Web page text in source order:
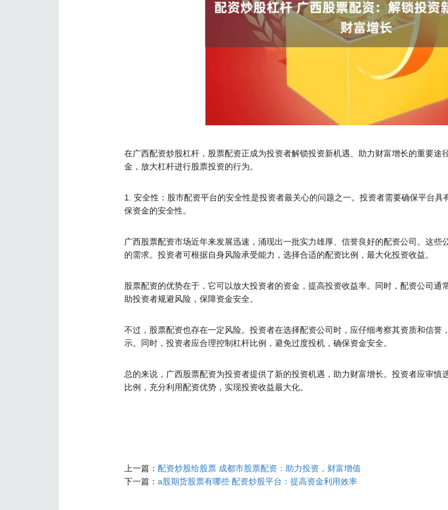
在广西配资炒股杠杆，股票配资正成为投资者解锁投资新机遇、助力财富增长的重要途
金，放大杠杆进行股票投资的行为。
1. 安全性：股市配资平台的安全性是投资者最关心的问题之一。投资者需要确保平台
保资金的安全性。
广西股票配资市场近年来发展迅速，涌现出一批实力雄厚、信誉良好的配资公司。这些
的需求。投资者可根据自身风险承受能力，选择合适的配资比例，最大化投资收益。
股票配资的优势在于，它可以放大投资者的资金，提高投资收益率。同时，配资公司通
助投资者规避风险，保障资金安全。
不过，股票配资也存在一定风险。投资者在选择配资公司时，应仔细考察其资质和信誉
示。同时，投资者应合理控制杠杆比例，避免过度投机，确保资金安全。
总的来说，广西股票配资为投资者提供了新的投资机遇，助力财富增长。投资者应审慎
比例，充分利用配资优势，实现投资收益最大化。
上一篇： 配资炒股给股票 成都市股票配资：助力投资，财富增值
下一篇： a股期货股票有哪些 配资炒股平台：提高资金利用效率